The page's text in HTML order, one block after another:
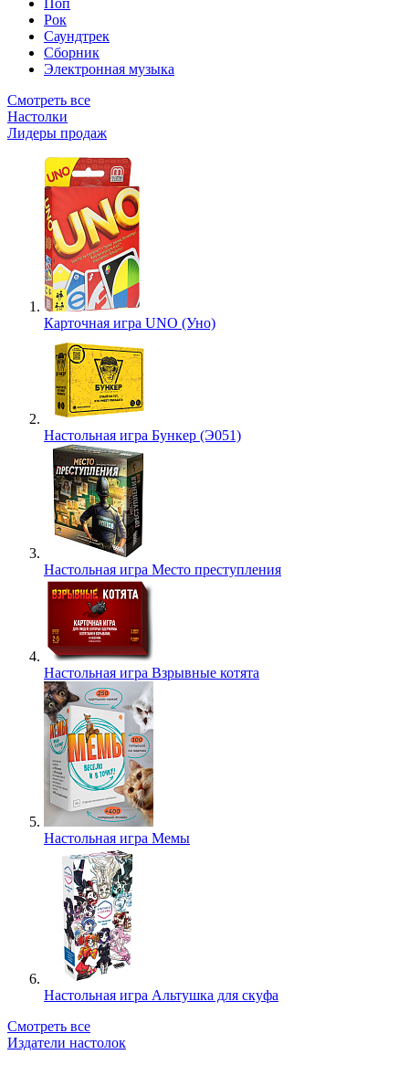
Поп
Рок
Саундтрек
Сборник
Электронная музыка
Смотреть все
Настолки
Лидеры продаж
Карточная игра UNO (Уно)
Настольная игра Бункер (Э051)
Настольная игра Место преступления
Настольная игра Взрывные котята
Настольная игра Мемы
Настольная игра Альтушка для скуфа
Смотреть все
Издатели настолок